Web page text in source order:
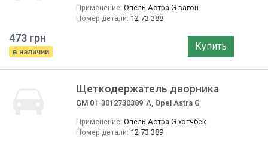
Применение: Опель Астра G вагон
Номер детали: 12 73 388
473 грн
в наличии Купить
Щеткодержатель дворника
GM 01-3012730389-A, Opel Astra G
Применение: Опель Астра G хэтчбек
Номер детали: 12 73 389